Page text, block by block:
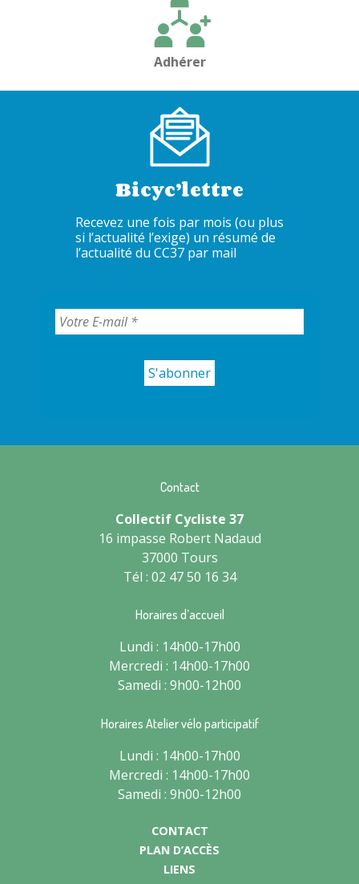
Adhérer
Bicyc’lettre
Recevez une fois par mois (ou plus
si l’actualité l’exige) un résumé de
l’actualité du CC37 par mail
Contact
Collectif Cycliste 37
16 impasse Robert Nadaud
37000 Tours
Tél : 02 47 50 16 34
Horaires d’accueil
Lundi : 14h00-17h00
Mercredi : 14h00-17h00
Samedi : 9h00-12h00
Horaires Atelier vélo participatif
Lundi : 14h00-17h00
Mercredi : 14h00-17h00
Samedi : 9h00-12h00
CONTACT
PLAN D’ACCÈS
LIENS